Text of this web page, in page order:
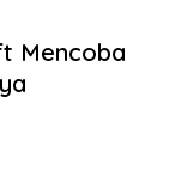
Mencoba